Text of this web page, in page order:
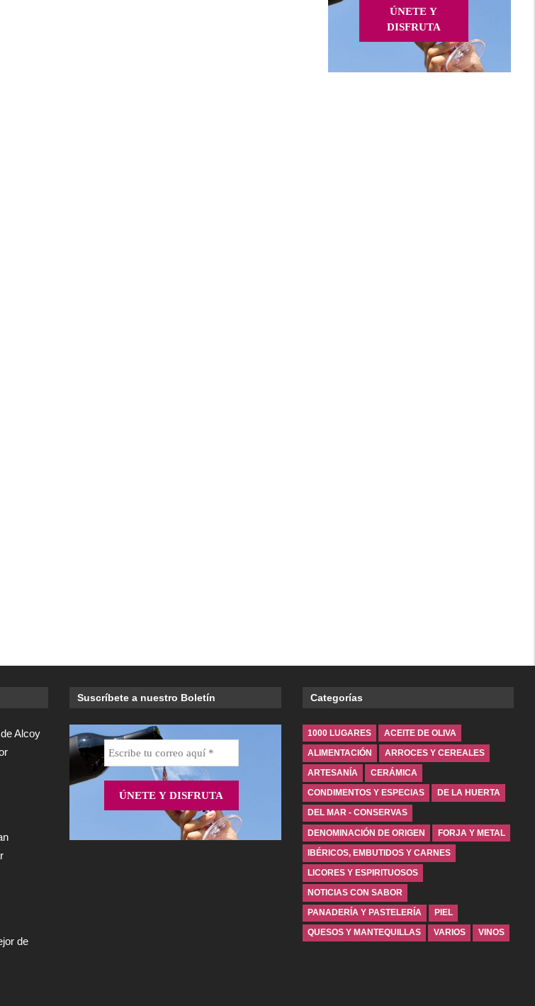
Alcoy
de
Suscríbete a nuestro Boletín Categorías
1000 LUGARES ACEITE DE OLIVA
ALIMENTACIÓN ARROCES Y CEREALES
ARTESANÍA CERÁMICA
CONDIMENTOS Y ESPECIAS DE LA HUERTA
DEL MAR - CONSERVAS
DENOMINACIÓN DE ORIGEN FORJA Y METAL
IBÉRICOS, EMBUTIDOS Y CARNES
LICORES Y ESPIRITUOSOS
NOTICIAS CON SABOR
PANADERÍA Y PASTELERÍA PIEL
QUESOS Y MANTEQUILLAS VARIOS VINOS